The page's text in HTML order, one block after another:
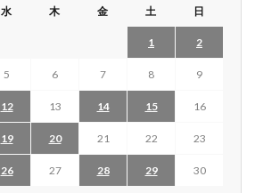
水 木 金 土 日
1 2
5 6 7 8 9
12 13 14 15 16
19 20 21 22 23
26 27 28 29 30